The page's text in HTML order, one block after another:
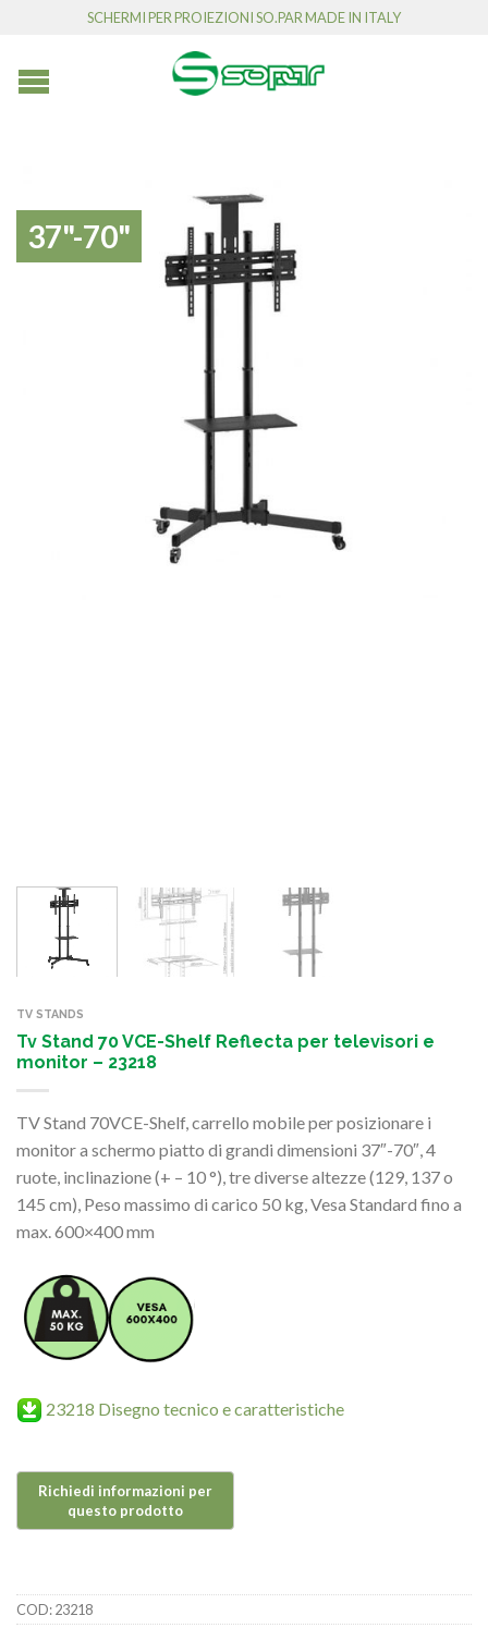
SCHERMI PER PROIEZIONI SO.PAR MADE IN ITALY
37"-70"
TV STANDS
Tv Stand 70 VCE-Shelf Reflecta per televisori e
monitor – 23218
TV Stand 70VCE-Shelf, carrello mobile per posizionare i
monitor a schermo piatto di grandi dimensioni 37″-70″, 4
ruote, inclinazione (+ – 10 °), tre diverse altezze (129, 137 o
145 cm), Peso massimo di carico 50 kg, Vesa Standard fino a
max. 600×400 mm
23218 Disegno tecnico e caratteristiche
COD:23218